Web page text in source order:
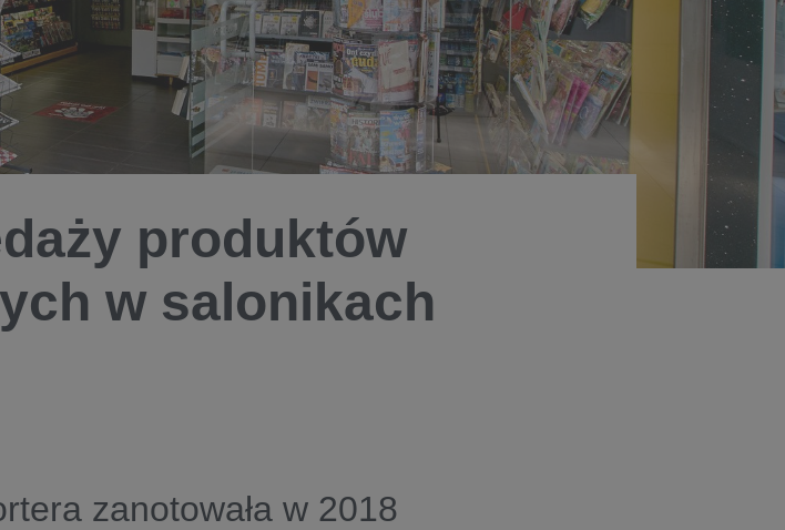
produktów
w salonikach
zanotowała w 2018